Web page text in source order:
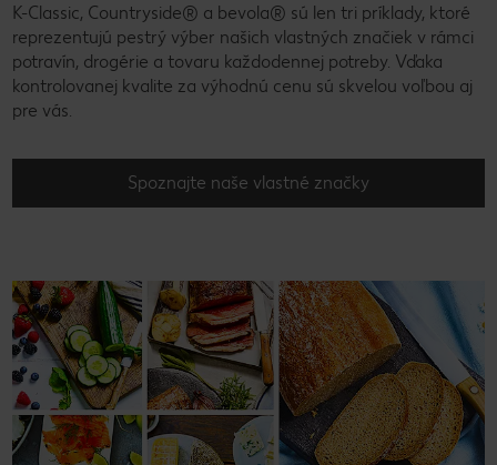
K-Classic, Countryside® a bevola® sú len tri príklady, ktoré
reprezentujú pestrý výber našich vlastných značiek v rámci
potravín, drogérie a tovaru každodennej potreby. Vďaka
kontrolovanej kvalite za výhodnú cenu sú skvelou voľbou aj
pre vás.
Spoznajte naše vlastné značky